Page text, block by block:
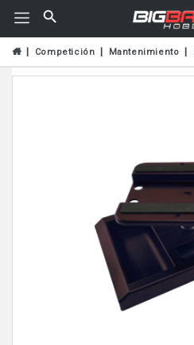
Competición Mantenimiento